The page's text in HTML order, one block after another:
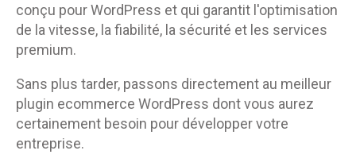
conçu pour WordPress et qui garantit l'optimisation
de la vitesse, la fiabilité, la sécurité et les services
premium.
Sans plus tarder, passons directement au meilleur
plugin ecommerce WordPress dont vous aurez
certainement besoin pour développer votre
entreprise.